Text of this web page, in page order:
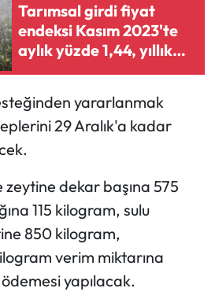
Tarımsal girdi fiyat
endeksi Kasım 2023'te
aylık yüzde 1,44, yıllık
yüzde 38,82 arttı
yararlanmak
29 Aralık'a kadar
dekar başına 575
115 kilogram, sulu
850 kilogram,
verim miktarına
yapılacak.